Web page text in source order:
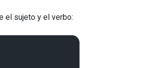
el sujeto y el verbo: